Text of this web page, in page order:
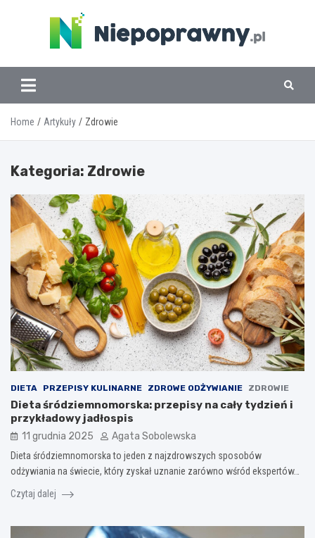
www.niepoprawny.pl
Home Artykuły Zdrowie
Kategoria: Zdrowie
DIETA PRZEPISY KULINARNE ZDROWE ODŻYWIANIE ZDROWIE
Dieta śródziemnomorska: przepisy na cały tydzień i
przykładowy jadłospis
11 grudnia 2025 Agata Sobolewska
Dieta śródziemnomorska to jeden z najzdrowszych sposobów
odżywiania na świecie, który zyskał uznanie zarówno wśród ekspertów…
Czytaj dalej